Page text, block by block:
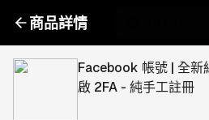
商品詳情
Facebook 帳號 | 全新
啟 2FA - 純手工註冊